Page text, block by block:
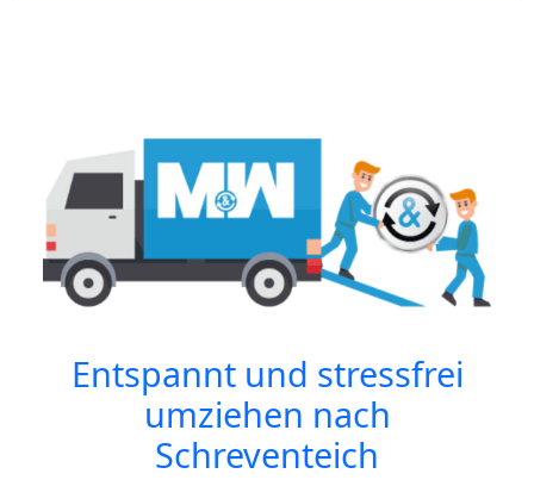
Entspannt und stressfrei
umziehen nach
Schreventeich